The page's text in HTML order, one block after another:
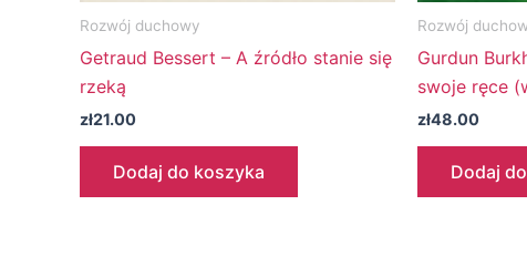
Rozwój duchowy
Getraud Bessert – A źródło stanie się
rzeką
zł21.00
Dodaj do koszyka
Rozwój
Gurdun
swoje ręce
zł48.00
Dodaj